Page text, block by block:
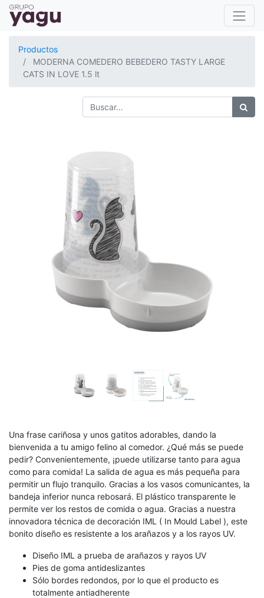
Productos
MODERNA COMEDERO BEBEDERO TASTY LARGE
CATS IN LOVE 1.5 lt
Una frase cariñosa y unos gatitos adorables, dando la
bienvenida a tu amigo felino al comedor. ¿Qué más se puede
pedir? Convenientemente, ¡puede utilizarse tanto para agua
como para comida! La salida de agua es más pequeña para
permitir un flujo tranquilo. Gracias a los vasos comunicantes, la
bandeja inferior nunca rebosará. El plástico transparente le
permite ver los restos de comida o agua. Gracias a nuestra
innovadora técnica de decoración IML ( In Mould Label ), este
bonito diseño es resistente a los arañazos y a los rayos UV.
Diseño IML a prueba de arañazos y rayos UV
Pies de goma antideslizantes
Sólo bordes redondos, por lo que el producto es
totalmente antiadherente